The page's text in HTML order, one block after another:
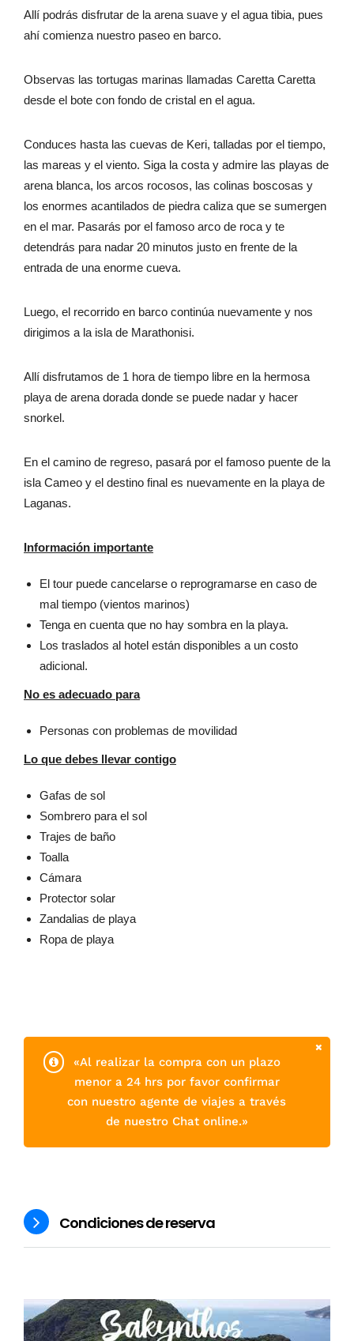
Allí podrás disfrutar de la arena suave y el agua tibia, pues
ahí comienza nuestro paseo en barco.
Observas las tortugas marinas llamadas Caretta Caretta
desde el bote con fondo de cristal en el agua.
Conduces hasta las cuevas de Keri, talladas por el tiempo,
las mareas y el viento. Siga la costa y admire las playas de
arena blanca, los arcos rocosos, las colinas boscosas y
los enormes acantilados de piedra caliza que se sumergen
en el mar. Pasarás por el famoso arco de roca y te
detendrás para nadar 20 minutos justo en frente de la
entrada de una enorme cueva.
Luego, el recorrido en barco continúa nuevamente y nos
dirigimos a la isla de Marathonisi.
Allí disfrutamos de 1 hora de tiempo libre en la hermosa
playa de arena dorada donde se puede nadar y hacer
snorkel.
En el camino de regreso, pasará por el famoso puente de la
isla Cameo y el destino final es nuevamente en la playa de
Laganas.
Información importante
El tour puede cancelarse o reprogramarse en caso de
mal tiempo (vientos marinos)
Tenga en cuenta que no hay sombra en la playa.
Los traslados al hotel están disponibles a un costo
adicional.
No es adecuado para
Personas con problemas de movilidad
Lo que debes llevar contigo
Gafas de sol
Sombrero para el sol
Trajes de baño
Toalla
Cámara
Protector solar
Zandalias de playa
Ropa de playa
«Al realizar la compra con un plazo
menor a 24 hrs por favor confirmar
con nuestro agente de viajes a través
de nuestro Chat online.»
Condiciones de reserva